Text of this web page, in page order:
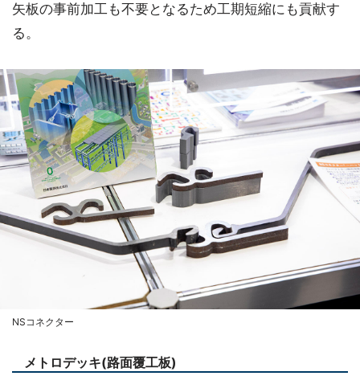
矢板の事前加工も不要となるため工期短縮にも貢献す
る。
NSコネクター
メトロデッキ(路面覆工板)